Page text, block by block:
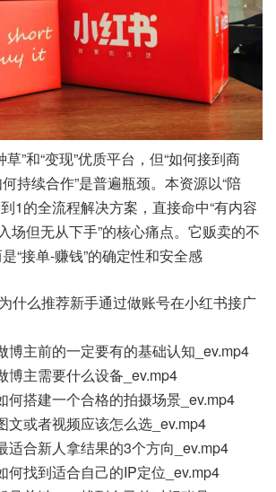
”和“变现”优质平台，但“如何接到商
持续合作”是普遍瓶颈。本资源以“陪
1的全流程解决方案，直接命中“有内容
场但无从下手”的核心痛点。它贩卖的不
“接单-赚钱”的确定性和安全感
什么推荐新手通过做账号在小红书接广
博主前的一定要有的基础认知_ev.mp4
博主需要什么设备_ev.mp4
何搭建一个合格的拍摄场景_ev.mp4
文或者视频应该怎么选_ev.mp4
适合新人拿结果的3个方向_ev.mp4
何找到适合自己的IP定位_ev.mp4